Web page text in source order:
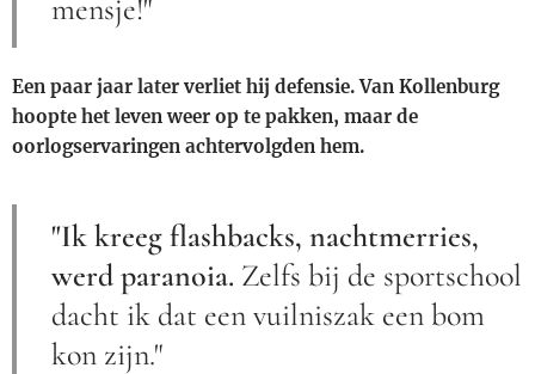
mensje!"
Een paar jaar later verliet hij defensie. Van Kollenburg
hoopte het leven weer op te pakken, maar de
oorlogservaringen achtervolgden hem.
"Ik kreeg flashbacks, nachtmerries,
werd paranoia. Zelfs bij de sportschool
dacht ik dat een vuilniszak een bom
kon zijn."